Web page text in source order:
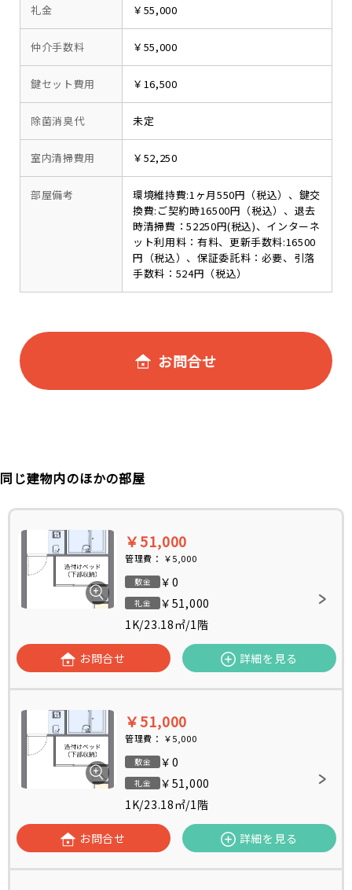
礼金 ￥55,000
仲介手数料 ￥55,000
鍵セット費用 ￥16,500
除菌消臭代 未定
室内清掃費用 ￥52,250
部屋備考
環境維持費:1ヶ月550円（税込）、鍵交
換費:ご契約時16500円（税込）、退去
時清掃費：52250円(税込)、インターネ
ット利用料：有料、更新手数料:16500
円（税込）、保証委託料：必要、引落
手数料：524円（税込）
お問合せ
同じ建物内のほかの部屋
￥51,000
管理費： ￥5,000
敷金 ￥0
礼金
￥51,000
1K/23.18㎡/1階
お問合せ 詳細を見る
￥51,000
管理費： ￥5,000
敷金 ￥0
礼金
￥51,000
1K/23.18㎡/1階
お問合せ 詳細を見る